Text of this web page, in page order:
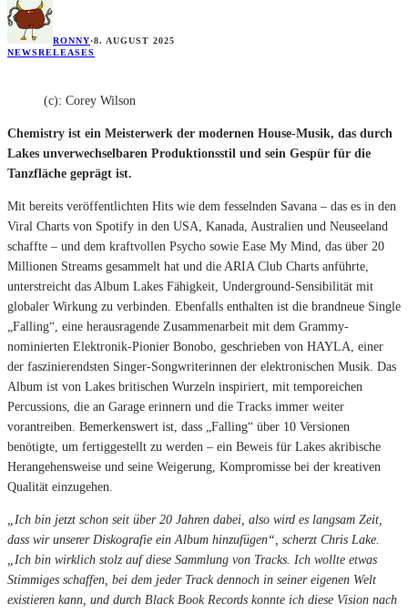
RONNY·8. AUGUST 2025
NEWSRELEASES
(c): Corey Wilson
Chemistry ist ein Meisterwerk der modernen House-Musik, das durch
Lakes unverwechselbaren Produktionsstil und sein Gespür für die
Tanzfläche geprägt ist.
Mit bereits veröffentlichten Hits wie dem fesselnden Savana – das es in den
Viral Charts von Spotify in den USA, Kanada, Australien und Neuseeland
schaffte – und dem kraftvollen Psycho sowie Ease My Mind, das über 20
Millionen Streams gesammelt hat und die ARIA Club Charts anführte,
unterstreicht das Album Lakes Fähigkeit, Underground-Sensibilität mit
globaler Wirkung zu verbinden. Ebenfalls enthalten ist die brandneue Single
„Falling“, eine herausragende Zusammenarbeit mit dem Grammy-
nominierten Elektronik-Pionier Bonobo, geschrieben von HAYLA, einer
der faszinierendsten Singer-Songwriterinnen der elektronischen Musik. Das
Album ist von Lakes britischen Wurzeln inspiriert, mit temporeichen
Percussions, die an Garage erinnern und die Tracks immer weiter
vorantreiben. Bemerkenswert ist, dass „Falling“ über 10 Versionen
benötigte, um fertiggestellt zu werden – ein Beweis für Lakes akribische
Herangehensweise und seine Weigerung, Kompromisse bei der kreativen
Qualität einzugehen.
„Ich bin jetzt schon seit über 20 Jahren dabei, also wird es langsam Zeit,
dass wir unserer Diskografie ein Album hinzufügen“, scherzt Chris Lake.
„Ich bin wirklich stolz auf diese Sammlung von Tracks. Ich wollte etwas
Stimmiges schaffen, bei dem jeder Track dennoch in seiner eigenen Welt
existieren kann, und durch Black Book Records konnte ich diese Vision nach